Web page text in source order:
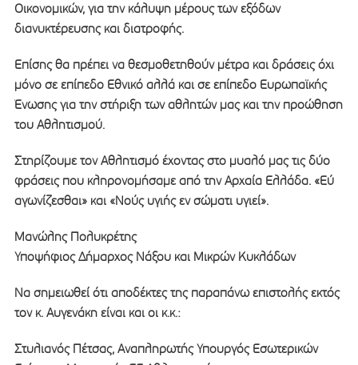
Οικονομικών, για την κάλυψη μέρους των εξόδων
διανυκτέρευσης και διατροφής.
Επίσης θα πρέπει να θεσμοθετηθούν μέτρα και δράσεις όχι
μόνο σε επίπεδο Εθνικό αλλά και σε επίπεδο Ευρωπαϊκής
Ένωσης για την στήριξη των αθλητών μας και την προώθηση
του Αθλητισμού.
Στηρίζουμε τον Αθλητισμό έχοντας στο μυαλό μας τις δύο
φράσεις που κληρονομήσαμε από την Αρχαία Ελλάδα. «Εύ
αγωνίζεσθαι» και «Νούς υγιής εν σώματι υγιεί».
Μανώλης Πολυκρέτης
Υποψήφιος Δήμαρχος Νάξου και Μικρών Κυκλάδων
Να σημειωθεί ότι αποδέκτες της παραπάνω επιστολής εκτός
τον κ. Αυγενάκη είναι και οι κ.κ.:
Στυλιανός Πέτσας, Αναπληρωτής Υπουργός Εσωτερικών